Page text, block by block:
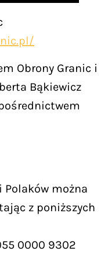
Obrony Granic i
Bąkiewicz
Polaków można
z poniższych
0000 9302